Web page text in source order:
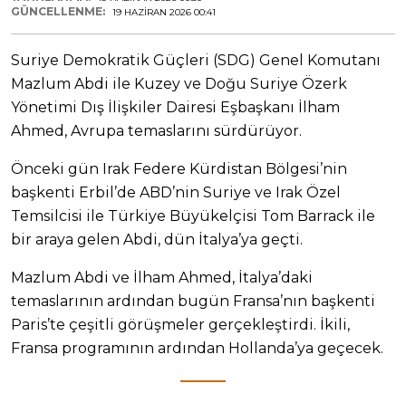
GÜNCELLENME: 19 HAZIRAN 2026 00:41
Suriye Demokratik Güçleri (SDG) Genel Komutanı
Mazlum Abdi ile Kuzey ve Doğu Suriye Özerk
Yönetimi Dış İlişkiler Dairesi Eşbaşkanı İlham
Ahmed, Avrupa temaslarını sürdürüyor.
Önceki gün Irak Federe Kürdistan Bölgesi’nin
başkenti Erbil’de ABD’nin Suriye ve Irak Özel
Temsilcisi ile Türkiye Büyükelçisi Tom Barrack ile
bir araya gelen Abdi, dün İtalya’ya geçti.
Mazlum Abdi ve İlham Ahmed, İtalya’daki
temaslarının ardından bugün Fransa’nın başkenti
Paris’te çeşitli görüşmeler gerçekleştirdi. İkili,
Fransa programının ardından Hollanda’ya geçecek.